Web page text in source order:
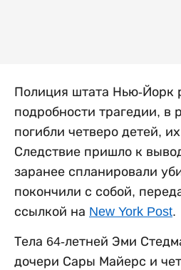
Полиция штата Нью-Йорк
подробности трагедии, в
погибли четверо детей,
Следствие пришло к
заранее спланировали
покончили с собой,
ссылкой на New York Post.
Тела 64-летней Эми
дочери Сары Майерс и